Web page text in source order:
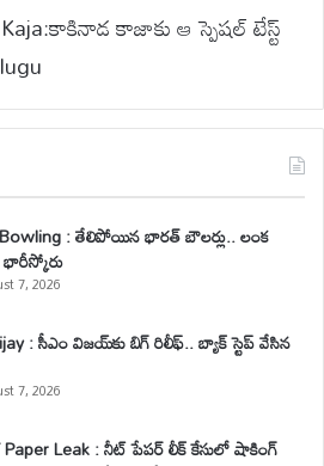
కాజాకు ఆ స్పెషల్ టేస్ట్
: తేలిపోయిన భారత్ బౌలర్లు.. లంక
7, 2026
: సీఎం విజయ్‌కు బిగ్ రిలీఫ్.. బ్యాక్ స్టెప్ వేసిన
7, 2026
Paper Leak : నీట్ పేపర్ లీక్ కేసులో షాకింగ్